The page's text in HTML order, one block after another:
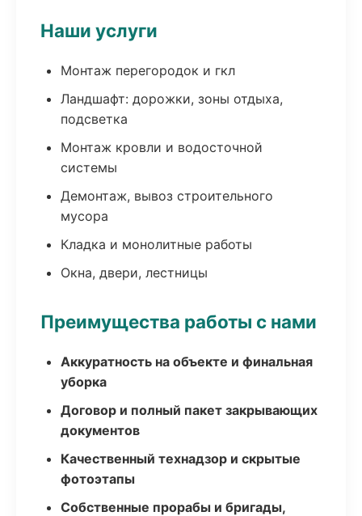
Наши услуги
Монтаж перегородок и гкл
Ландшафт: дорожки, зоны отдыха,
подсветка
Монтаж кровли и водосточной
системы
Демонтаж, вывоз строительного
мусора
Кладка и монолитные работы
Окна, двери, лестницы
Преимущества работы с нами
Аккуратность на объекте и финальная
уборка
Договор и полный пакет закрывающих
документов
Качественный технадзор и скрытые
фотоэтапы
Собственные прорабы и бригады,